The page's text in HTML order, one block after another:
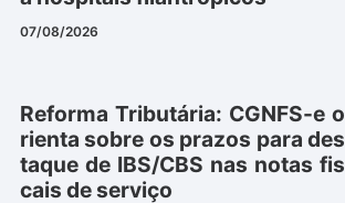
07/08/2026
Reforma Tributária: CGNFS-e o
rienta sobre os prazos para des
taque de IBS/CBS nas notas fis
cais de serviço